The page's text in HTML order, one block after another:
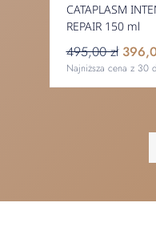
CATAPLASM
REPAIR 150 ml
495,00 zł
Najniższa cena z 30